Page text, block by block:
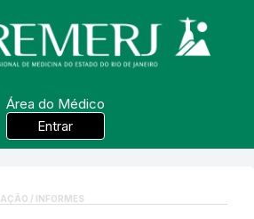
Área do Médico
Entrar
/ INFORMES